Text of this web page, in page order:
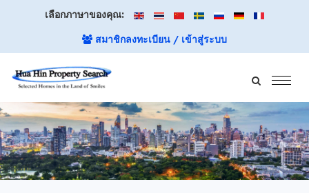
เลือกภาษาของคุณ:
สมาชิกลงทะเบียน / เข้าสู่ระบบ